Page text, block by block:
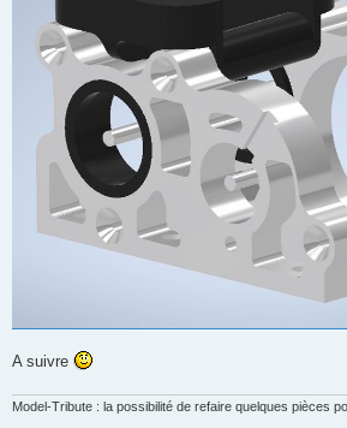
A suivre
Model-Tribute : la possibilité de refaire quelques pièces